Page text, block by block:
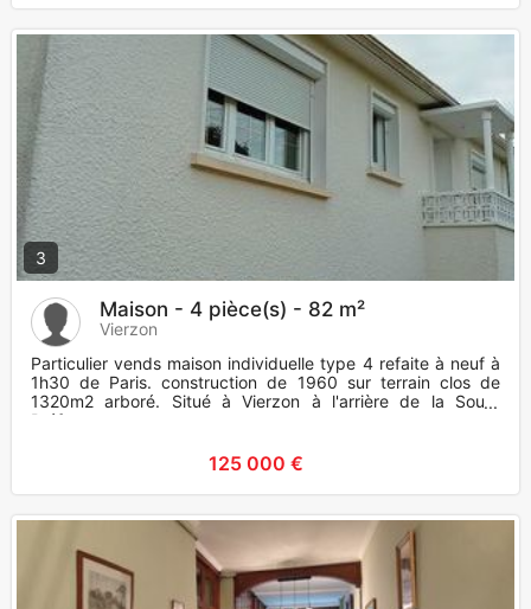
3
Maison - 4 pièce(s) - 82 m²
Vierzon
Particulier vends maison individuelle type 4 refaite à neuf à
1h30 de Paris. construction de 1960 sur terrain clos de
1320m2 arboré. Situé à Vierzon à l'arrière de la Sous-
Préfectu
125 000 €